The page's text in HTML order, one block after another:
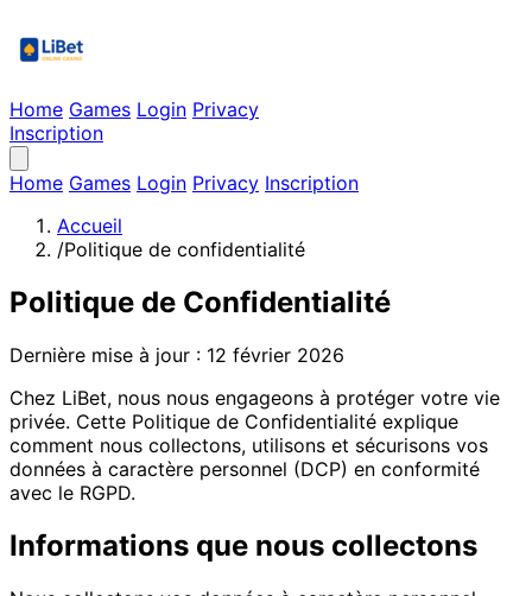
Home Games Login Privacy
Inscription
Home Games Login Privacy Inscription
Accueil
/Politique de confidentialité
Politique de Confidentialité
Dernière mise à jour : 12 février 2026
Chez LiBet, nous nous engageons à protéger votre vie
privée. Cette Politique de Confidentialité explique
comment nous collectons, utilisons et sécurisons vos
données à caractère personnel (DCP) en conformité
avec le RGPD.
Informations que nous collectons